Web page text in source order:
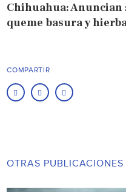
Chihuahua:
queme basura y
COMPARTIR
OTRAS PUBLICACIONES